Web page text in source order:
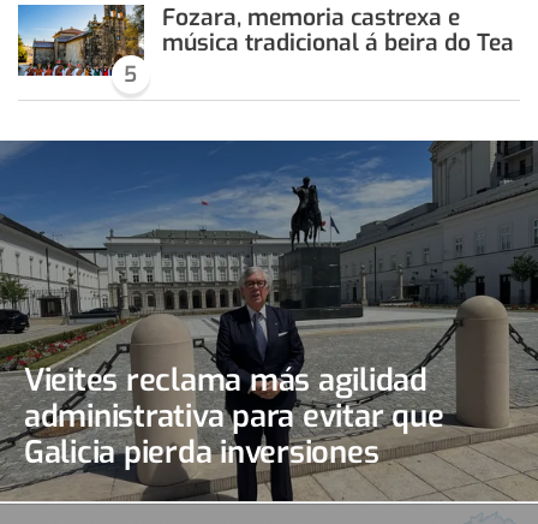
5
Fozara, memoria castrexa e
música tradicional á beira do Tea
Vieites reclama más agilidad
administrativa para evitar que
Galicia pierda inversiones